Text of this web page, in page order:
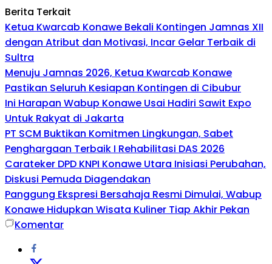
Berita Terkait
Ketua Kwarcab Konawe Bekali Kontingen Jamnas XII
dengan Atribut dan Motivasi, Incar Gelar Terbaik di
Sultra
Menuju Jamnas 2026, Ketua Kwarcab Konawe
Pastikan Seluruh Kesiapan Kontingen di Cibubur
Ini Harapan Wabup Konawe Usai Hadiri Sawit Expo
Untuk Rakyat di Jakarta
PT SCM Buktikan Komitmen Lingkungan, Sabet
Penghargaan Terbaik I Rehabilitasi DAS 2026
Carateker DPD KNPI Konawe Utara Inisiasi Perubahan,
Diskusi Pemuda Diagendakan
Panggung Ekspresi Bersahaja Resmi Dimulai, Wabup
Konawe Hidupkan Wisata Kuliner Tiap Akhir Pekan
Komentar